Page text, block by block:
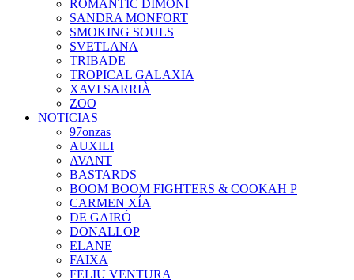
ROMÀNTIC DIMONI
SANDRA MONFORT
SMOKING SOULS
SVETLANA
TRIBADE
TROPICAL GALAXIA
XAVI SARRIÀ
ZOO
NOTICIAS
97onzas
AUXILI
AVANT
BASTARDS
BOOM BOOM FIGHTERS & COOKAH P
CARMEN XÍA
DE GAIRÓ
DONALLOP
ELANE
FAIXA
FELIU VENTURA